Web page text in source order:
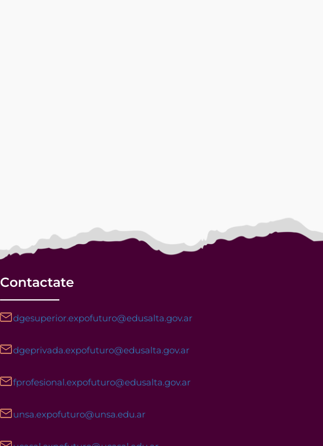
Contactate
dgesuperior.expofuturo@edusalta.gov.ar
dgeprivada.expofuturo@edusalta.gov.ar
fprofesional.expofuturo@edusalta.gov.ar
unsa.expofuturo@unsa.edu.ar